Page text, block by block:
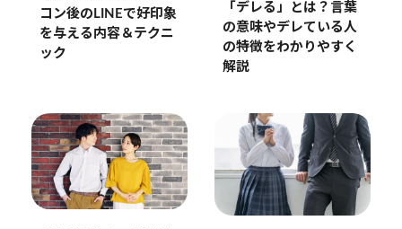
コン後のLINEで好印象
を与える内容＆テクニ
ック
「デレる」とは？言葉
の意味やデレている人
の特徴をわかりやすく
解説